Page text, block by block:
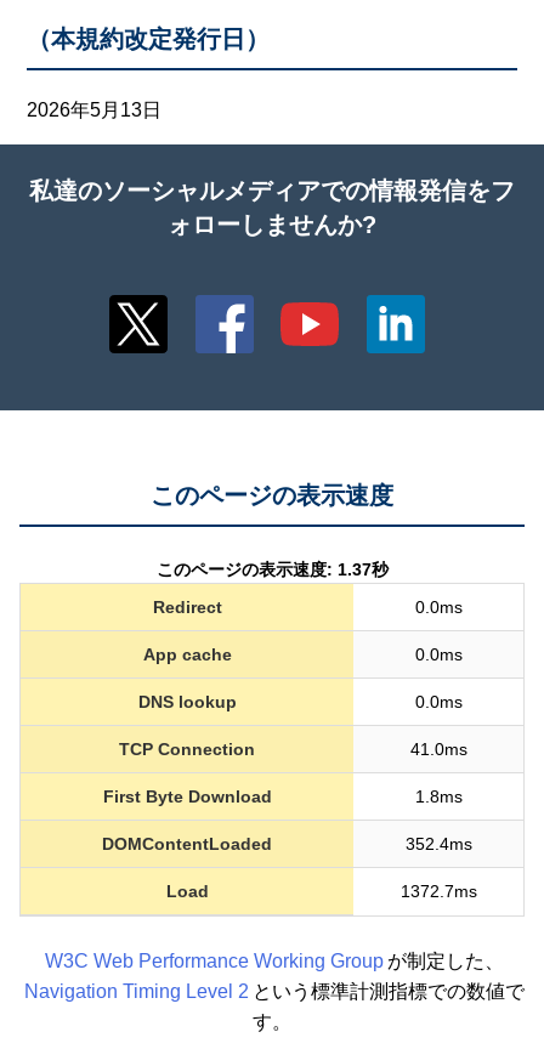
（本規約改定発行日）
2026年5月13日
私達のソーシャルメディアでの情報発信をフ
ォローしませんか?
このページの表示速度
このページの表示速度: 1.37秒
Redirect
0.0ms
App cache 0.0ms
DNS lookup 0.0ms
TCP Connection 41.0ms
First Byte Download 1.8ms
DOMContentLoaded 352.4ms
Load 1372.7ms
W3C Web Performance Working Group が制定した、
Navigation Timing Level 2 という標準計測指標での数値で
す。